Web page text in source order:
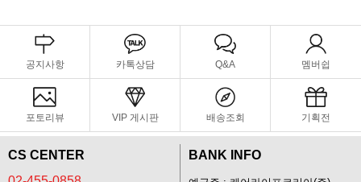
공지사항 카톡상담 Q&A 멤버쉽
포토리뷰 VIP 게시판 배송조회 기획전
CS CENTER
BANK INFO